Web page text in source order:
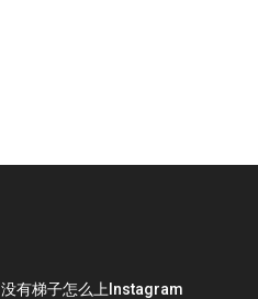
没有梯子怎么上Instagram